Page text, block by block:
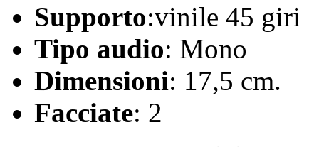
Supporto:vinile 45 giri
Tipo audio: Mono
Dimensioni: 17,5 cm.
Facciate: 2